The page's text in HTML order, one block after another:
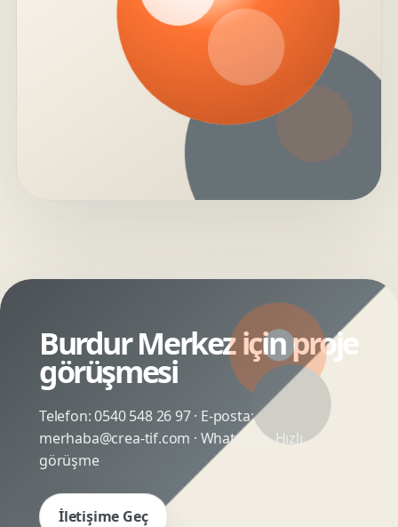
Burdur Merkez için proje
görüşmesi
Telefon:0540 548 26 97· E-posta:
merhaba@crea-tif.com · WhatsApp:Hızlı
görüşme
İletişime Geç